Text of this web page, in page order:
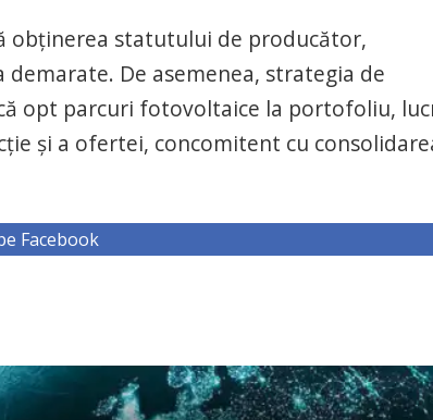
obţinerea statutului de producător,
De asemenea, strategia de
opt parcuri fotovoltaice la portofoliu,
şi a ofertei, concomitent cu
Facebook